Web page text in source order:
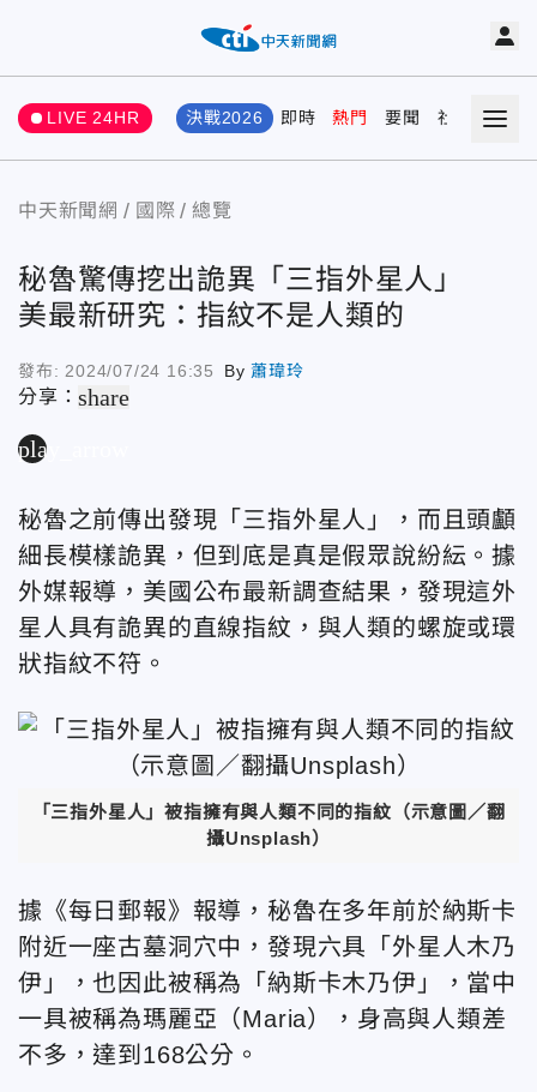
LIVE 24HR 決戰2026 即時 熱門 要聞 社會 娛樂
中天新聞網 國際 總覽
秘魯驚傳挖出詭異「三指外星人」
美最新研究：指紋不是人類的
發布: 2024/07/24 16:35 By蕭瑋玲
分享：share
play_arrow
秘魯之前傳出發現「三指外星人」，而且頭顱
細長模樣詭異，但到底是真是假眾說紛紜。據
外媒報導，美國公布最新調查結果，發現這外
星人具有詭異的直線指紋，與人類的螺旋或環
狀指紋不符。
「三指外星人」被指擁有與人類不同的指紋（示意圖／翻
攝Unsplash）
據《每日郵報》報導，秘魯在多年前於納斯卡
附近一座古墓洞穴中，發現六具「外星人木乃
伊」，也因此被稱為「納斯卡木乃伊」，當中
一具被稱為瑪麗亞（Maria），身高與人類差
不多，達到168公分。